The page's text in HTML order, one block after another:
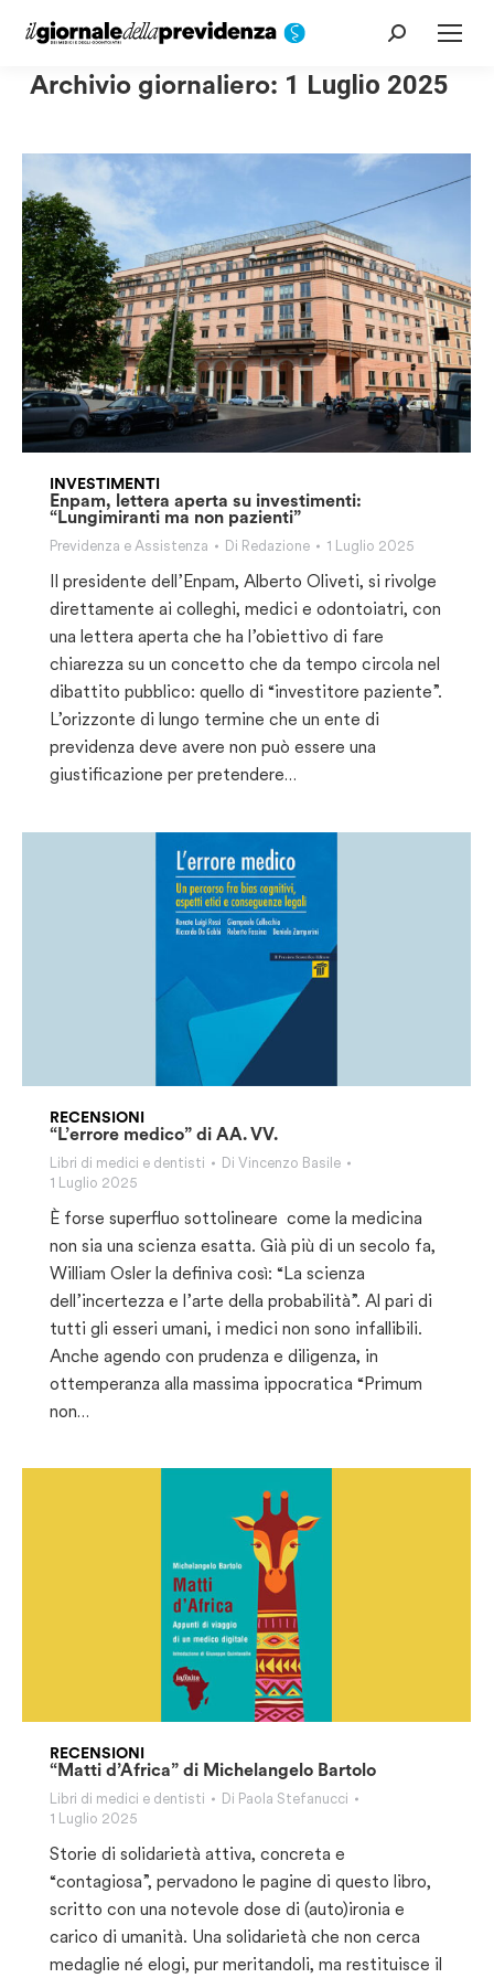
Cerca:
Archivio giornaliero: 1 Luglio 2025
INVESTIMENTI
Enpam, lettera aperta su investimenti:
“Lungimiranti ma non pazienti”
Previdenza e Assistenza Di Redazione 1 Luglio 2025
Il presidente dell’Enpam, Alberto Oliveti, si rivolge
direttamente ai colleghi, medici e odontoiatri, con
una lettera aperta che ha l’obiettivo di fare
chiarezza su un concetto che da tempo circola nel
dibattito pubblico: quello di “investitore paziente”.
L’orizzonte di lungo termine che un ente di
previdenza deve avere non può essere una
giustificazione per pretendere…
RECENSIONI
“L’errore medico” di AA. VV.
Libri di medici e dentisti Di Vincenzo Basile
1 Luglio 2025
È forse superfluo sottolineare come la medicina
non sia una scienza esatta. Già più di un secolo fa,
William Osler la definiva così: “La scienza
dell’incertezza e l’arte della probabilità”. Al pari di
tutti gli esseri umani, i medici non sono infallibili.
Anche agendo con prudenza e diligenza, in
ottemperanza alla massima ippocratica “Primum
non…
RECENSIONI
“Matti d’Africa” di Michelangelo Bartolo
Libri di medici e dentisti Di Paola Stefanucci
1 Luglio 2025
Storie di solidarietà attiva, concreta e
“contagiosa”, pervadono le pagine di questo libro,
scritto con una notevole dose di (auto)ironia e
carico di umanità. Una solidarietà che non cerca
medaglie né elogi, pur meritandoli, ma restituisce il